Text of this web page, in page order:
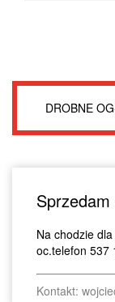
DROBNE
Na chodzie
oc.telefon 537
Kontakt: